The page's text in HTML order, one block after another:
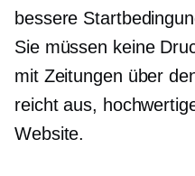
bessere
Sie müssen keine
mit Zeitungen über
reicht aus,
Website.